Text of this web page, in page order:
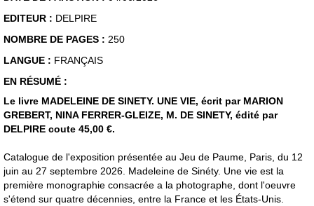
EDITEUR : DELPIRE
NOMBRE DE PAGES : 250
LANGUE : FRANÇAIS
EN RÉSUMÉ :
Le livre MADELEINE DE SINETY. UNE VIE, écrit par MARION
GREBERT, NINA FERRER-GLEIZE, M. DE SINETY, édité par
DELPIRE coute 45,00 €.
Catalogue de l'exposition présentée au Jeu de Paume, Paris, du 12
juin au 27 septembre 2026. Madeleine de Sinéty. Une vie est la
première monographie consacrée a la photographe, dont l'oeuvre
s'étend sur quatre décennies, entre la France et les États-Unis.